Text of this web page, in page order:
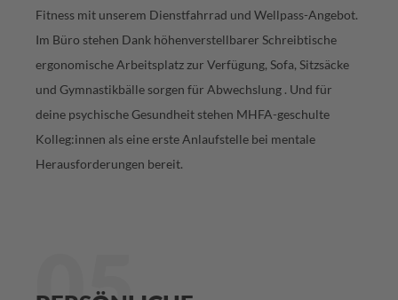
Fitness mit unserem Dienstfahrrad und Wellpass-Angebot.
Im Büro stehen Dank höhenverstellbarer Schreibtische
ergonomische Arbeitsplatz zur Verfügung, Sofa, Sitzsäcke
und Gymnastikbälle sorgen für Abwechslung . Und für
deine psychische Gesundheit stehen MHFA-geschulte
Kolleg:innen als eine erste Anlaufstelle bei mentale
Herausforderungen bereit.